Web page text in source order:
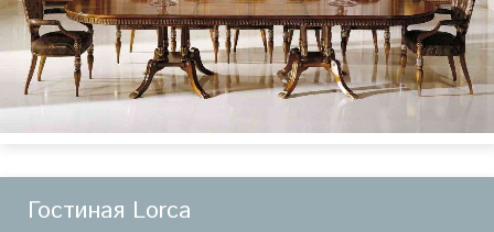
Гостиная Lorca